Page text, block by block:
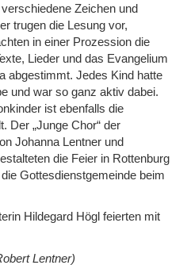
Zeichen und
trugen die Lesung vor,
in einer Prozession die
Lieder und das Evangelium
abgestimmt. Jedes Kind hatte
und war so ganz aktiv dabei.
ist ebenfalls die
Der „Junge Chor“ der
Johanna Lentner und
die Feier in Rottenburg
Gottesdienstgemeinde beim
Hildegard Högl feierten mit
Lentner)